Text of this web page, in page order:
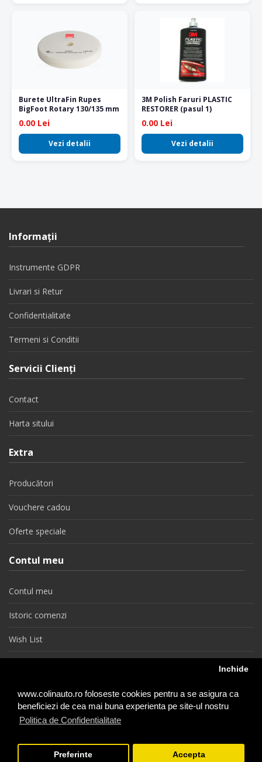
www.colinauto.ro foloseste cookies pentru a se asigura ca
beneficiezi de cea mai buna experienta pe site-ul nostru
Politica de Confidentialitate
Inchide
Preferinte Accepta
Burete UltraFin Rupes
BigFoot Rotary 130/135 mm
0.00 Lei
Vezi detalii
3M Polish Faruri PLASTIC
RESTORER (pasul 1)
0.00 Lei
Vezi detalii
Informaţii
Instrumente GDPR
Livrari si Retur
Confidentialitate
Termeni si Conditii
Servicii Clienţi
Contact
Harta sitului
Extra
Producători
Vouchere cadou
Oferte speciale
Contul meu
Contul meu
Istoric comenzi
Wish List